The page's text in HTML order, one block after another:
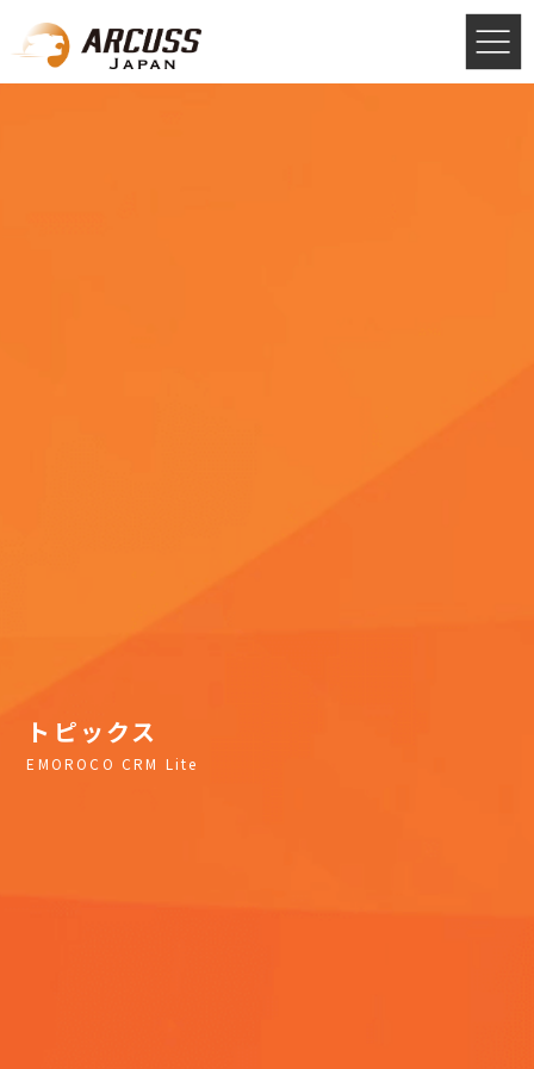
トピックス
EMOROCO CRM Lite